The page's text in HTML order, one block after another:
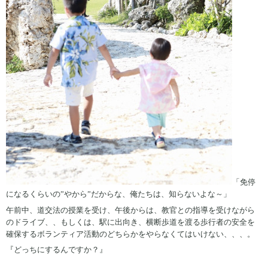
「免停
になるくらいの”やから”だからな、俺たちは、知らないよな～」
午前中、道交法の授業を受け、午後からは、教官との指導を受けながら
のドライブ、、もしくは、駅に出向き、横断歩道を渡る歩行者の安全を
確保するボランティア活動のどちらかをやらなくてはいけない、、、。
『どっちにするんですか？』